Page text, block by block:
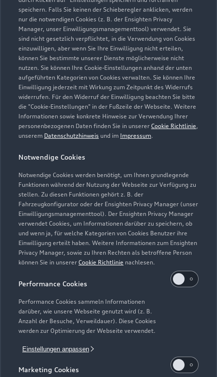
speichern. Falls Sie keinen der Schieberegler anklicken, werden
nur die notwendigen Cookies (z. B. der Ensighten Privacy
Manager, unser Einwilligungsmanagementtool) verwendet. Sie
sind nicht gesetzlich verpflichtet, in die Verwendung von Cookies
einzuwilligen, aber wenn Sie Ihre Einwilligung nicht erteilen,
können Sie bestimmte unserer Dienste möglicherweise nicht
nutzen. Sie können Ihre Cookie-Einstellungen anhand der unten
aufgeführten Kategorien von Cookies verwalten. Sie können Ihre
Einwilligung jederzeit mit Wirkung zum Zeitpunkt des Widerrufs
widerrufen. Für den Widerruf der Einwilligung beachten Sie bitte
die "Cookie-Einstellungen" in der Fußzeile der Webseite. Weitere
Informationen sowie konkrete Hinweise zur Verwendung Ihrer
personenbezogenen Daten finden Sie in unserer Cookie Richtlinie,
unserem Datenschutzhinweis und im Impressum.
Notwendige Cookies
Notwendige Cookies werden benötigt, um Ihnen grundlegende
Funktionen während der Nutzung der Webseite zur Verfügung zu
stellen. Zu diesen Funktionen gehört z. B. der
Fahrzeugkonfigurator oder der Ensighten Privacy Manager (unser
Einwilligungsmanagementtool). Der Ensighten Privacy Manager
verwendet Cookies, um Informationen darüber zu speichern, ob
und wenn ja, für welche Kategorien von Cookies Benutzer ihre
Einwilligung erteilt haben. Weitere Informationen zum Ensighten
Privacy Manager, sowie zu Ihren Rechten als betroffene Person
können Sie in unserer Cookie Richtlinie nachlesen.
Performance Cookies
Performance Cookies sammeln Informationen
darüber, wie unsere Webseite genutzt wird (z. B.
Anzahl der Besuche, Verweildauer). Diese Cookies
werden zur Optimierung der Webseite verwendet.
Einstellungen anpassen
Marketing Cookies
Zur Reparatur
Zur Inspektion
Zurück nach oben
Modelle
Elektromodelle
Plug-in-Hybride
Neuwagensuche
Gebrauchtwagensuche
Service & Zubehör
Saisonale Angebote
Audi Services
Garantie
Support
Über Audi